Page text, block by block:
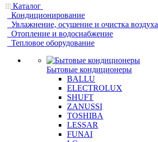
Каталог
Кондиционирование
Увлажнение, осушение и очистка воздуха
Отопление и водоснабжение
Тепловое оборудование
Бытовые кондиционеры
BALLU
ELECTROLUX
SHUFT
ZANUSSI
TOSHIBA
LESSAR
FUNAI